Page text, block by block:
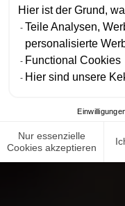
NEWS ROOM
Hier ist der Grund,
Teile Analysen,
personalisierte
Functional Cookies
Hier sind unsere
Nur essenzielle
Cookies akzeptieren